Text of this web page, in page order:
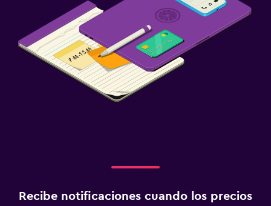
Recibe notificaciones cuando los precios